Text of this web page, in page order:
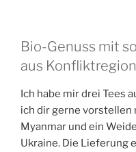
Bio-Genuss mit
aus
Ich habe mir drei Tees
ich dir gerne vorstellen
Myanmar und ein
Ukraine. Die Lieferung